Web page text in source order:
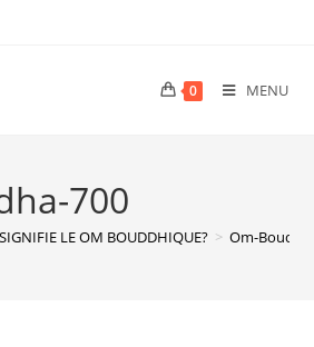
0 MENU
700
LE OM BOUDDHIQUE? > Om-